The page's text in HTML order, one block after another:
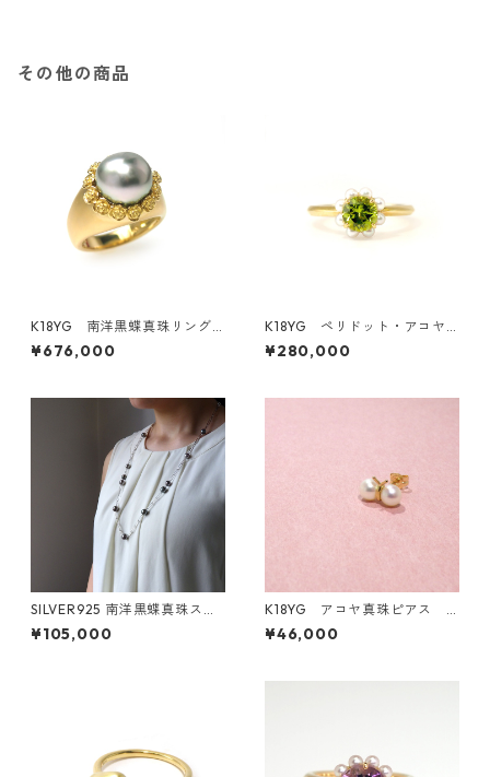
その他の商品
K18YG 南洋黒蝶真珠リング
（K291009）
¥676,000
K18YG ペリドット・アコヤ
真珠リング（KR50411）
¥280,000
SILVER925 南洋黒蝶真珠ステ
ーションネックレス 8.0－10.
0ｍｍ (KR60918）
¥105,000
K18YG アコヤ真珠ピアス
片耳 or 両耳《てふてふ》（K
R70124）
¥46,000